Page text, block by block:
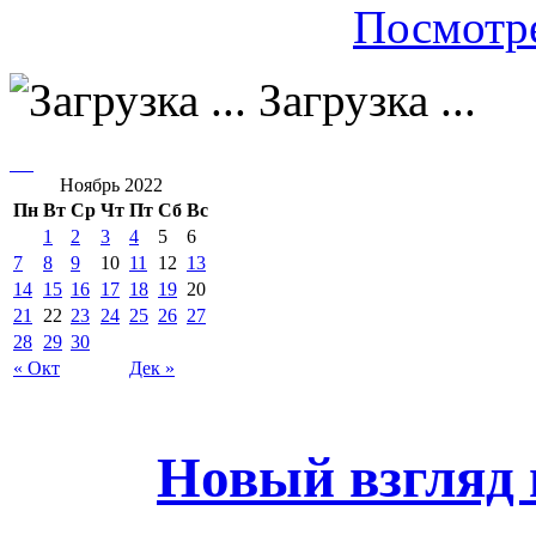
Загрузка ...
Ноябрь 2022
Пн Вт Ср Чт Пт Сб Вс
« Окт Дек »
1 2 3 4 5
6
7
8 9 10 11 12 13
14 15 16 17 18 19 20
21
22 23 24 25 26 27
28 29 30
Новый взгляд